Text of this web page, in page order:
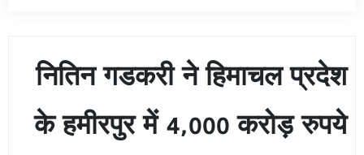
नितिन गडकरी ने हिमाचल प्रदेश
के हमीरपुर में 4,000 करोड़ रुपये